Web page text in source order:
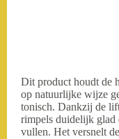
Dit product houdt de
op natuurlijke wijze
tonisch. Dankzij de
rimpels duidelijk glad
vullen. Het versnelt